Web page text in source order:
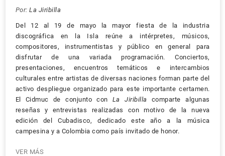
Por: La Jiribilla
Del 12 al 19 de mayo la mayor fiesta de la industria
discográfica en la Isla reúne a intérpretes, músicos,
compositores, instrumentistas y público en general para
disfrutar de una variada programación. Conciertos,
presentaciones, encuentros temáticos e intercambios
culturales entre artistas de diversas naciones forman parte del
activo despliegue organizado para este importante certamen.
El Cidmuc de conjunto con La Jiribilla
comparte algunas
reseñas y entrevistas realizadas con motivo de la nueva
edición del Cubadisco, dedicado este año a la música
campesina y a Colombia como país invitado de honor.
VER MÁS